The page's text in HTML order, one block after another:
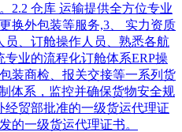
2.2 仓库 运输提供全方位专业
换外包装等服务,3、 实力资质
员、订舱操作人员、熟悉各航
业的流程化订舱体系ERP操
装商检、报关交接等一系列货
体系，监控并确保货物安全规
经贸部批准的一级货运代理证
的一级货运代理证书。